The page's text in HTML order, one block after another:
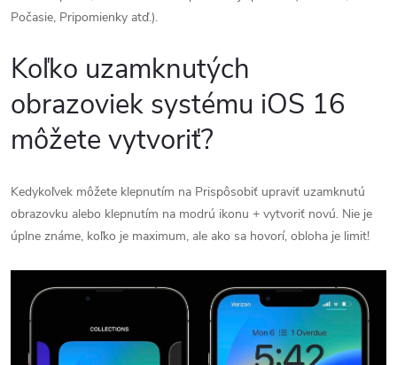
Počasie, Pripomienky atď.).
Koľko uzamknutých
obrazoviek systému iOS 16
môžete vytvoriť?
Kedykoľvek môžete klepnutím na Prispôsobiť upraviť uzamknutú
obrazovku alebo klepnutím na modrú ikonu + vytvoriť novú. Nie je
úplne známe, koľko je maximum, ale ako sa hovorí, obloha je limit!